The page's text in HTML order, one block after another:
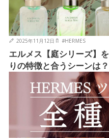
2025年11月12日 #HERMES
エルメス【庭シリーズ】
りの特徴と合うシーンは？